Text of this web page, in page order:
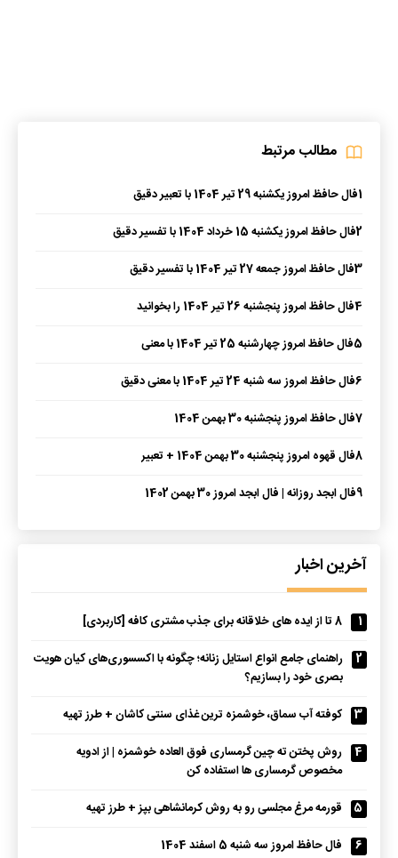
مطالب مرتبط
1فال حافظ امروز یکشنبه 29 تیر 1404 با تعبیر دقیق
2فال حافظ امروز یکشنبه 15 خرداد 1404 با تفسیر دقیق
3فال حافظ امروز جمعه 27 تیر 1404 با تفسیر دقیق
4فال حافظ امروز پنجشنبه 26 تیر 1404 را بخوانید
5فال حافظ امروز چهارشنبه 25 تیر 1404 با معنی
6فال حافظ امروز سه شنبه 24 تیر 1404 با معنی دقیق
7فال حافظ امروز پنجشنبه 30 بهمن 1404
8فال قهوه امروز پنجشنبه 30 بهمن 1404 + تعبیر
9فال ابجد روزانه | فال ابجد امروز 30 بهمن 1402
آخرین اخبار
1
8 تا از ایده های خلاقانه برای جذب مشتری کافه [کاربردی]
2
راهنمای جامع انواع استایل زنانه؛ چگونه با اکسسوری‌های کیان هویت
بصری خود را بسازیم؟
3
کوفته آب سماق، خوشمزه ترین غذای سنتی کاشان + طرز تهیه
4
روش پختن ته چین گرمساری فوق العاده خوشمزه | از ادویه
مخصوص گرمساری ها استفاده کن
5
قورمه مرغ مجلسی رو به روش کرمانشاهی بپز + طرز تهیه
6
فال حافظ امروز سه شنبه 5 اسفند 1404